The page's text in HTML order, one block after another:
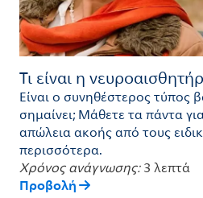
Τι είναι η
Είναι ο συνηθέστερος τύπος
σημαίνει; Μάθετε τα πάντα
απώλεια ακοής από τους
περισσότερα.
Χρόνος ανάγνωσης:3 λεπτά
Προβολή